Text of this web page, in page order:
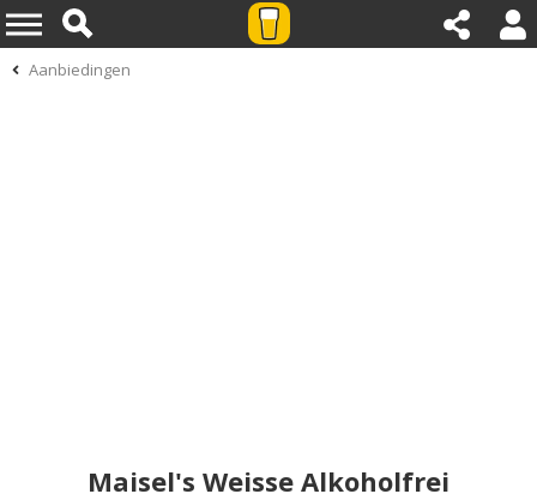
Aanbiedingen
Maisel's Weisse Alkoholfrei